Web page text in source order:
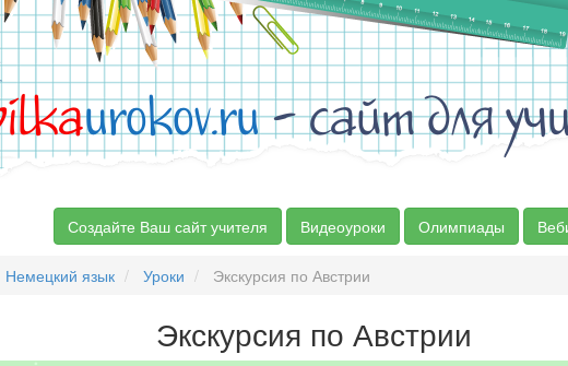
urokov.ru- сайт для
Создайте Ваш сайт учителя Видеоуроки Олимпиады
Немецкий язык Уроки Экскурсия по Австрии
Экскурсия по Австрии